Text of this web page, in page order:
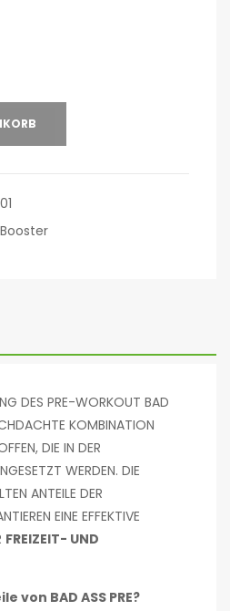
DES PRE-WORKOUT BAD
KOMBINATION
DIE IN DER
WERDEN. DIE
ANTEILE DER
EINE EFFEKTIVE
FREIZEIT- UND
von BAD ASS PRE?